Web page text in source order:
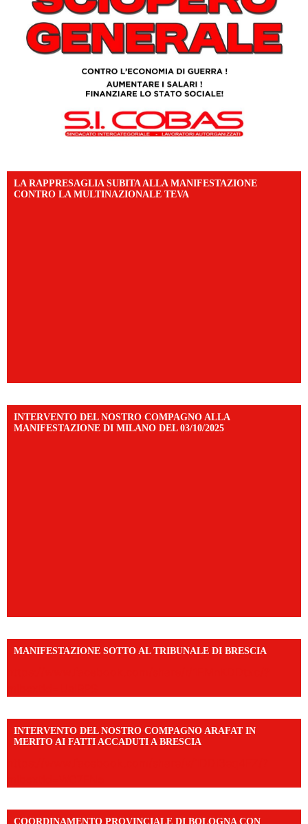
LA RAPPRESAGLIA SUBITA ALLA MANIFESTAZIONE
CONTRO LA MULTINAZIONALE TEVA
INTERVENTO DEL NOSTRO COMPAGNO ALLA
MANIFESTAZIONE DI MILANO DEL 03/10/2025
MANIFESTAZIONE SOTTO AL TRIBUNALE DI BRESCIA
INTERVENTO DEL NOSTRO COMPAGNO ARAFAT IN
MERITO AI FATTI ACCADUTI A BRESCIA
COORDINAMENTO PROVINCIALE DI BOLOGNA CON